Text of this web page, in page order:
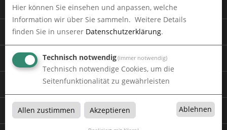
AGB
Datenschutz
Impressum
Versand & Zahlung
Widerrufsrecht
Hier können Sie einsehen und anpassen, welche
Information wir über Sie sammeln. Weitere Details
finden Sie in unserer Datenschutzerklärung.
Technisch notwendig(immer notwendig)
Technisch notwendige Cookies, um die
Seitenfunktionalität zu gewährleisten
Allen zustimmen Akzeptieren Ablehnen